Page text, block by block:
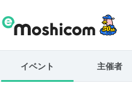
イベント 主催者